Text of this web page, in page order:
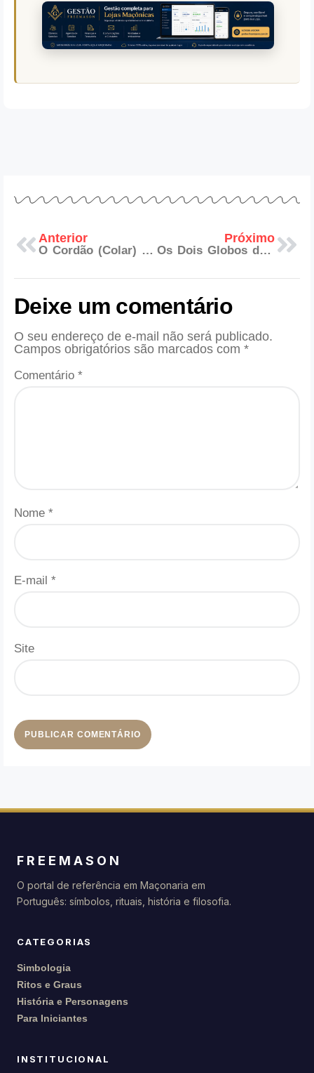
Anterior
O Cordão (Colar) Maçônico: Significado e Simbolismo
Próximo
Os Dois Globos das Colunas do Templo Maçônico
Deixe um comentário
O seu endereço de e-mail não será publicado.
Campos obrigatórios são marcados com *
Comentário *
Nome *
E-mail *
Site
FREEMASON
O portal de referência em Maçonaria em
Português: símbolos, rituais, história e filosofia.
CATEGORIAS
Simbologia
Ritos e Graus
História e Personagens
Para Iniciantes
INSTITUCIONAL